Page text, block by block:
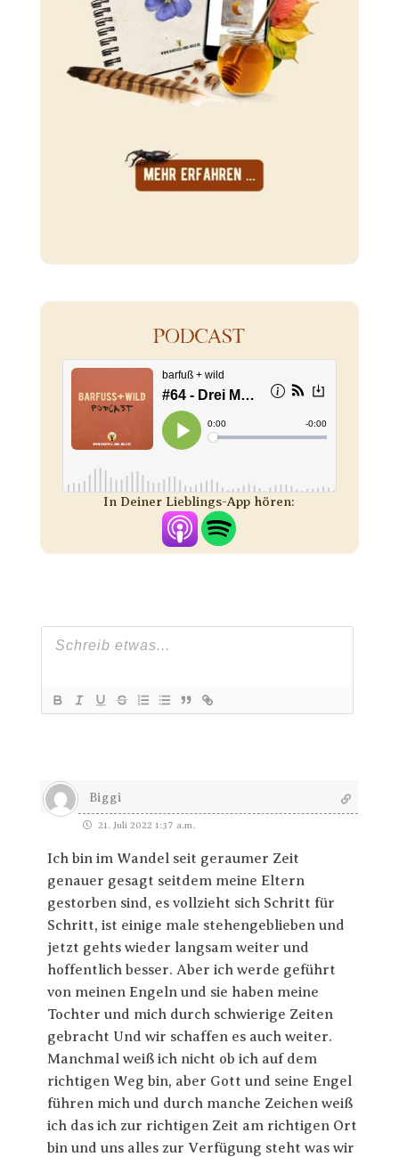
PODCAST
In Deiner Lieblings-App hören:
Biggi
21. Juli 2022 1:37 a.m.
Ich bin im Wandel seit geraumer Zeit
genauer gesagt seitdem meine Eltern
gestorben sind, es vollzieht sich Schritt für
Schritt, ist einige male stehengeblieben und
jetzt gehts wieder langsam weiter und
hoffentlich besser. Aber ich werde geführt
von meinen Engeln und sie haben meine
Tochter und mich durch schwierige Zeiten
gebracht Und wir schaffen es auch weiter.
Manchmal weiß ich nicht ob ich auf dem
richtigen Weg bin, aber Gott und seine Engel
führen mich und durch manche Zeichen weiß
ich das ich zur richtigen Zeit am richtigen Ort
bin und uns alles zur Verfügung steht was wir